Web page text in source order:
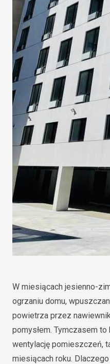
W miesiącach jesienno-
ogrzaniu domu,
powietrza przez
pomysłem. Tymczasem
wentylację pomieszczeń,
miesiącach roku.